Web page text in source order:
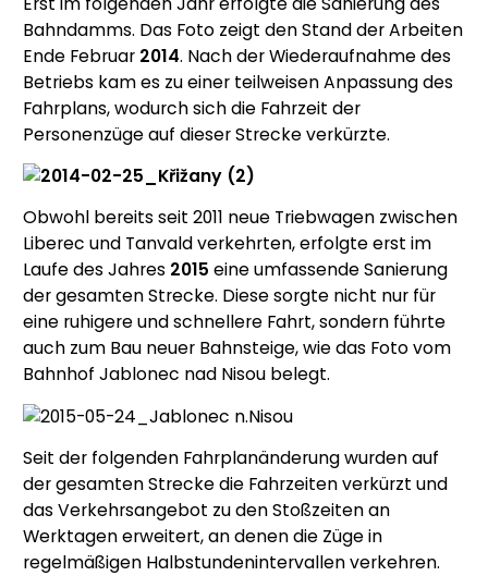
Bahndamms. Das Foto zeigt den Stand der Arbeiten
Ende Februar 2014. Nach der Wiederaufnahme des
Betriebs kam es zu einer teilweisen Anpassung des
Fahrplans, wodurch sich die Fahrzeit der
Personenzüge auf dieser Strecke verkürzte.
Obwohl bereits seit 2011 neue Triebwagen zwischen
Liberec und Tanvald verkehrten, erfolgte erst im
Laufe des Jahres 2015 eine umfassende Sanierung
der gesamten Strecke. Diese sorgte nicht nur für
eine ruhigere und schnellere Fahrt, sondern führte
auch zum Bau neuer Bahnsteige, wie das Foto vom
Bahnhof Jablonec nad Nisou belegt.
Seit der folgenden Fahrplanänderung wurden auf
der gesamten Strecke die Fahrzeiten verkürzt und
das Verkehrsangebot zu den Stoßzeiten an
Werktagen erweitert, an denen die Züge in
regelmäßigen Halbstundenintervallen verkehren.